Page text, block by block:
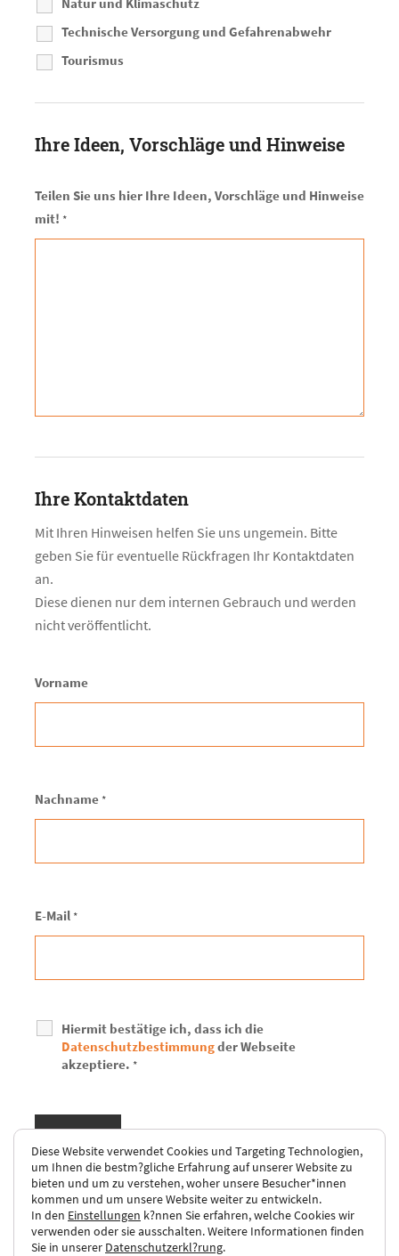
Natur und Klimaschutz
Technische Versorgung und Gefahrenabwehr
Tourismus
Ihre Ideen, Vorschläge und Hinweise
Teilen Sie uns hier Ihre Ideen, Vorschläge und Hinweise
mit! *
Ihre Kontaktdaten
Mit Ihren Hinweisen helfen Sie uns ungemein. Bitte
geben Sie für eventuelle Rückfragen Ihr Kontaktdaten
an.
Diese dienen nur dem internen Gebrauch und werden
nicht veröffentlicht.
Vorname
Nachname *
E-Mail *
Hiermit bestätige ich, dass ich die
Datenschutzbestimmungder Webseite
akzeptiere. *
Felder mit einem * sind Pflichtfelder
Diese Website verwendet Cookies und Targeting Technologien,
um Ihnen die bestm?gliche Erfahrung auf unserer Website zu
bieten und um zu verstehen, woher unsere Besucher*innen
kommen und um unsere Website weiter zu entwickeln.
In den Einstellungen k?nnen Sie erfahren, welche Cookies wir
verwenden oder sie ausschalten. Weitere Informationen finden
Sie in unserer Datenschutzerkl?rung.